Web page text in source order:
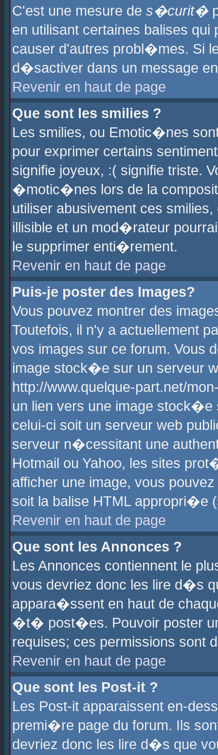
C'est une mesure de s�curit�
en utilisant certaines balises
causer d'autres probl�mes. Si
d�sactiver dans un message
Revenir en haut de page
Que sont les smilies ?
Les smilies, ou Emotic�nes
pour exprimer certains
signifie joyeux, :( signifie triste.
�motic�nes lors de la
utiliser abusivement ces
illisible et un mod�rateur
le supprimer enti�rement.
Revenir en haut de page
Puis-je poster des Images?
Vous pouvez montrer des
Toutefois, il n'y a actuellement
vos images sur ce forum. Vous
image stock�e sur un serveur
http://www.quelque-part.net/
un lien vers une image
celui-ci soit un serveur web
serveur n�cessitant une
Hotmail ou Yahoo, les sites
afficher une image, vous
soit la balise HTML
Revenir en haut de page
Que sont les Annonces ?
Les Annonces contiennent le
vous devriez donc les lire d�s
appara�ssent en haut de
�t� post�es. Pouvoir poster
requises; ces permissions sont
Revenir en haut de page
Que sont les Post-it ?
Les Post-it apparaissent en-
premi�re page du forum. Ils
devriez donc les lire d�s que